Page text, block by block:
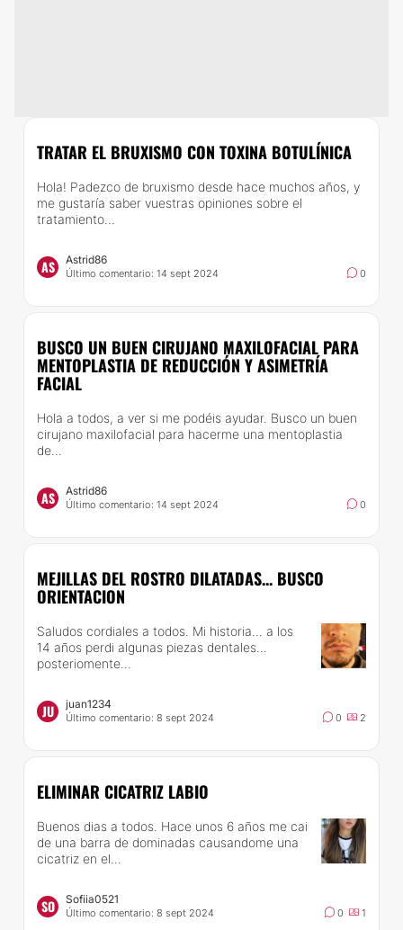
TRATAR EL BRUXISMO CON TOXINA BOTULÍNICA
Hola! Padezco de bruxismo desde hace muchos años, y
me gustaría saber vuestras opiniones sobre el
tratamiento...
AS Astrid86
Último comentario: 14 sept 2024 0
BUSCO UN BUEN CIRUJANO MAXILOFACIAL PARA
MENTOPLASTIA DE REDUCCIÓN Y ASIMETRÍA
FACIAL
Hola a todos, a ver si me podéis ayudar. Busco un buen
cirujano maxilofacial para hacerme una mentoplastia
de...
AS Astrid86
Último comentario: 14 sept 2024 0
MEJILLAS DEL ROSTRO DILATADAS... BUSCO
ORIENTACION
Saludos cordiales a todos. Mi historia... a los
14 años perdi algunas piezas dentales...
posteriomente...
JU juan1234
Último comentario: 8 sept 2024 0 2
ELIMINAR CICATRIZ LABIO
Buenos dias a todos. Hace unos 6 años me cai
de una barra de dominadas causandome una
cicatriz en el...
SO Sofiia0521
Último comentario: 8 sept 2024 0 1